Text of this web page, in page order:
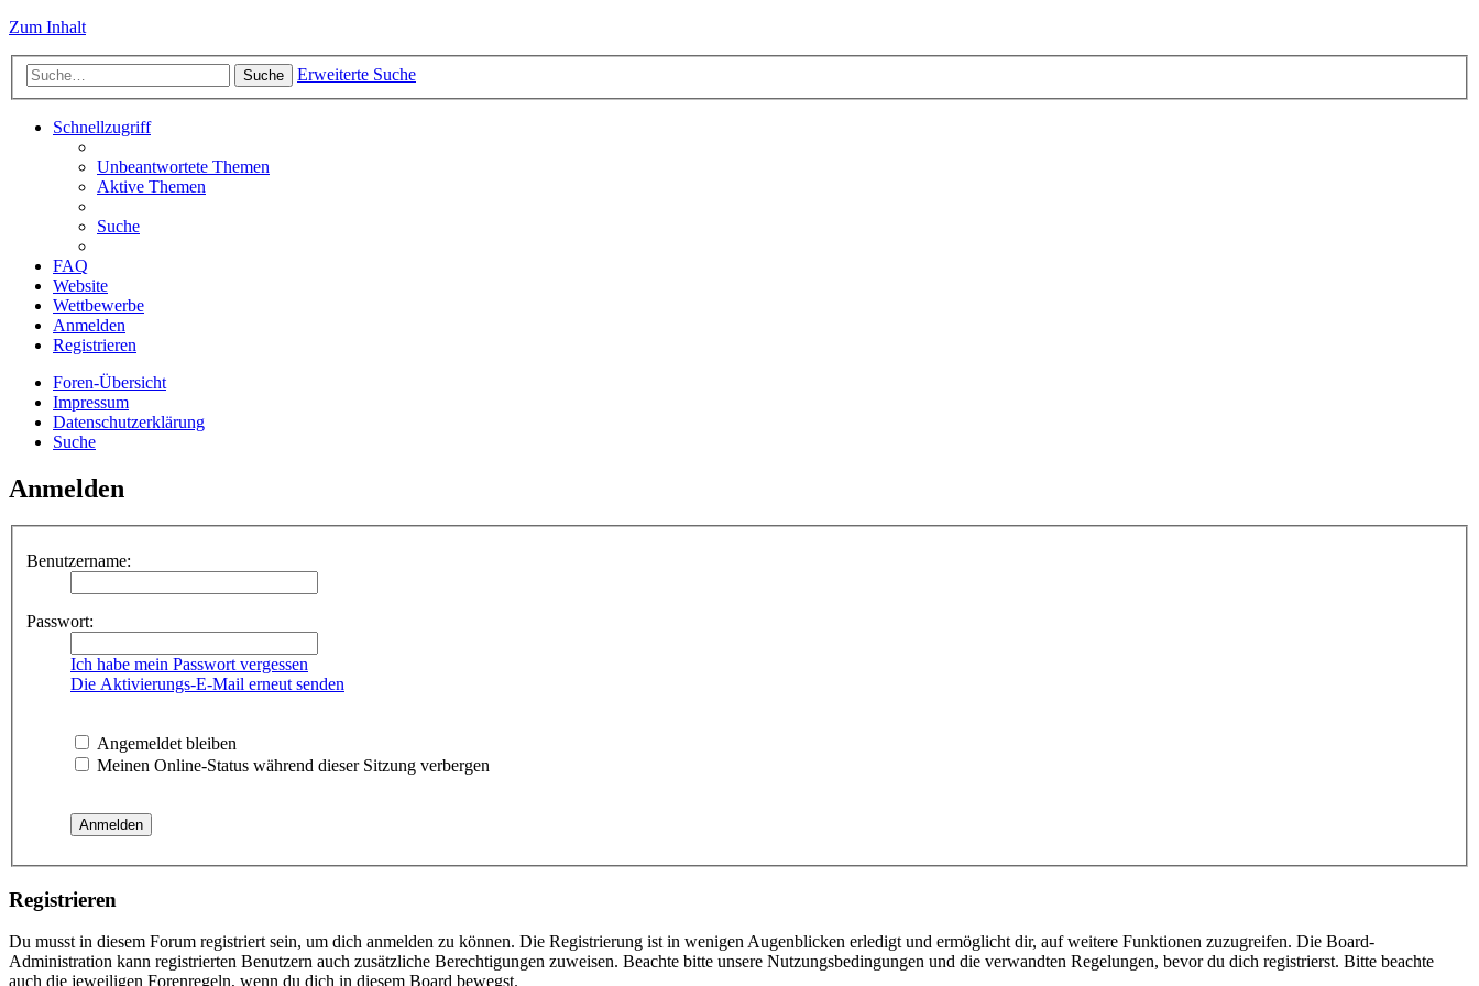
Zum Inhalt
Suche Erweiterte Suche
Schnellzugriff
Unbeantwortete Themen
Aktive Themen
Suche
FAQ
Website
Wettbewerbe
Anmelden
Registrieren
Foren-Übersicht
Impressum
Datenschutzerklärung
Suche
Anmelden
Benutzername:
Passwort:
Ich habe mein Passwort vergessen
Die Aktivierungs-E-Mail erneut senden
Angemeldet bleiben
Meinen Online-Status während dieser Sitzung verbergen
Registrieren
Du musst in diesem Forum registriert sein, um dich anmelden zu können. Die Registrierung ist in wenigen Augenblicken erledigt und ermöglicht dir, auf weitere Funktionen zuzugreifen. Die Board-
Administration kann registrierten Benutzern auch zusätzliche Berechtigungen zuweisen. Beachte bitte unsere Nutzungsbedingungen und die verwandten Regelungen, bevor du dich registrierst. Bitte beachte
auch die jeweiligen Forenregeln, wenn du dich in diesem Board bewegst.